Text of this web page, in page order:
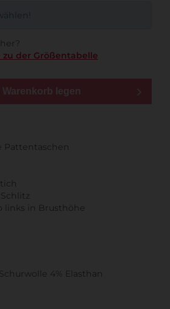
der Größentabelle
Warenkorb legen
Pattentaschen
links in Brusthöhe
4% Elasthan